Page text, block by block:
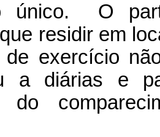
único. O
residir em
de exercício
a diárias e
do